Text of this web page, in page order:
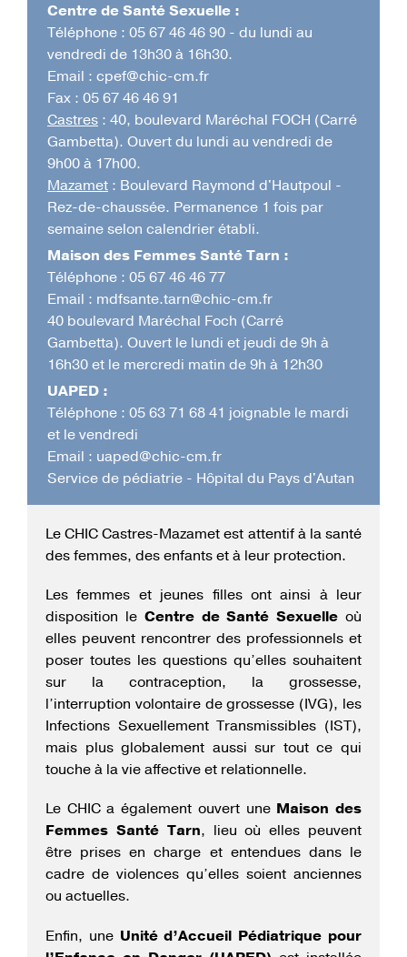
Centre de Santé Sexuelle :
Téléphone : 05 67 46 46 90 - du lundi au
vendredi de 13h30 à 16h30.
Email : cpef@chic-cm.fr
Fax : 05 67 46 46 91
Castres : 40, boulevard Maréchal FOCH (Carré
Gambetta). Ouvert du lundi au vendredi de
9h00 à 17h00.
Mazamet : Boulevard Raymond d'Hautpoul -
Rez-de-chaussée. Permanence 1 fois par
semaine selon calendrier établi.
Maison des Femmes Santé Tarn :
Téléphone : 05 67 46 46 77
Email : mdfsante.tarn@chic-cm.fr
40 boulevard Maréchal Foch (Carré
Gambetta). Ouvert le lundi et jeudi de 9h à
16h30 et le mercredi matin de 9h à 12h30
UAPED :
Téléphone : 05 63 71 68 41 joignable le mardi
et le vendredi
Email : uaped@chic-cm.fr
Service de pédiatrie - Hôpital du Pays d'Autan
Le CHIC Castres-Mazamet est attentif à la santé
des femmes, des enfants et à leur protection.
Les femmes et jeunes filles ont ainsi à leur
disposition le Centre de Santé Sexuelle où
elles peuvent rencontrer des professionnels et
poser toutes les questions qu’elles souhaitent
sur la contraception, la grossesse,
l’interruption volontaire de grossesse (IVG), les
Infections Sexuellement Transmissibles (IST),
mais plus globalement aussi sur tout ce qui
touche à la vie affective et relationnelle.
Le CHIC a également ouvert une Maison des
Femmes Santé Tarn, lieu où elles peuvent
être prises en charge et entendues dans le
cadre de violences qu’elles soient anciennes
ou actuelles.
Enfin, une Unité d’Accueil Pédiatrique pour